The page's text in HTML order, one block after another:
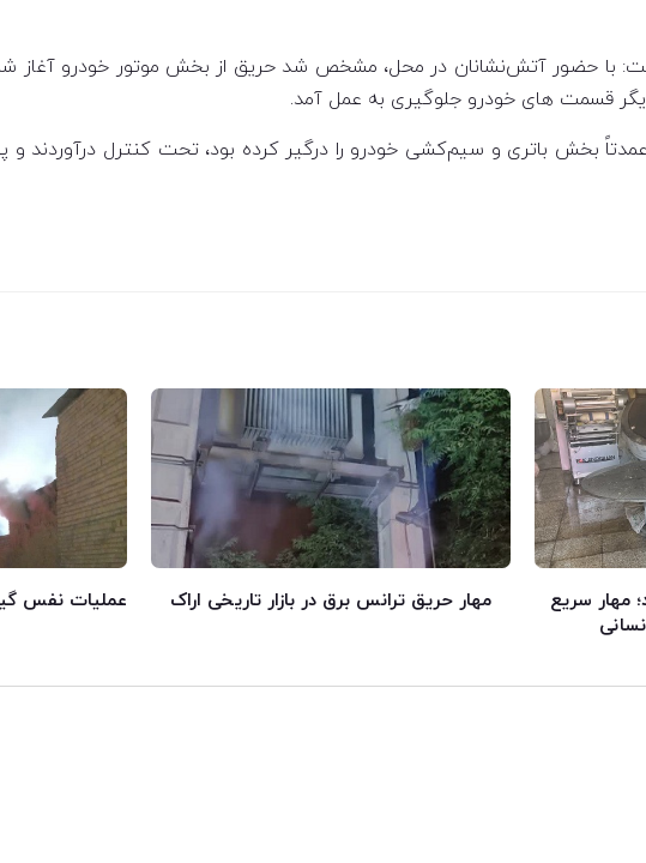
با حضور آتش‌نشانان در محل، مشخص شد حریق از بخش موتور خودرو آغاز
قسمت های خودرو جلوگیری به عمل آمد.
بخش باتری و سیم‌کشی خودرو را درگیر کرده بود، تحت کنترل درآوردند
مهار سریع
مهار حریق ترانس برق در بازار تاریخی اراک عملیات نفس